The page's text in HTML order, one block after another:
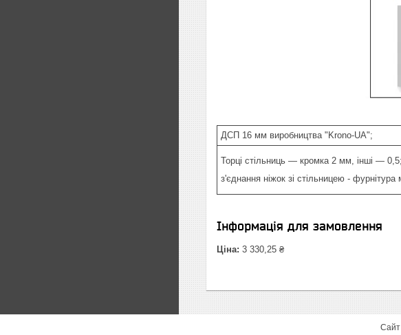
ДСП 16 мм виробництва "Krono-UA";
Торці стільниць ― кромка 2 мм, інші ― 0,5;
з'єднання ніжок зі стільницею -
Інформація для замовлення
Ціна: 3 330,25 ₴
Сайт